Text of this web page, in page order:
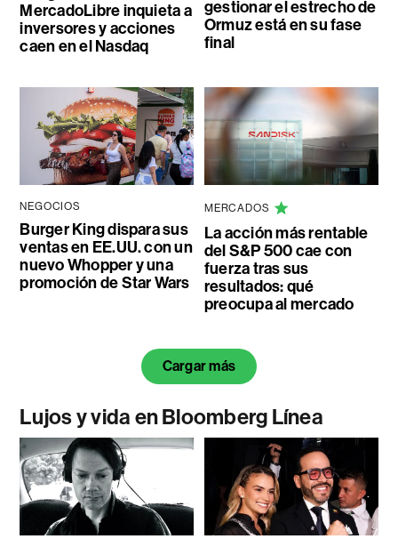
MercadoLibre inquieta a
inversores y acciones
caen en el Nasdaq
gestionar el estrecho de
Ormuz está en su fase
final
NEGOCIOS
Burger King dispara sus
ventas en EE.UU. con un
nuevo Whopper y una
promoción de Star Wars
MERCADOS
La acción más rentable
del S&P 500 cae con
fuerza tras sus
resultados: qué
preocupa al mercado
Cargar más
Lujos y vida en Bloomberg Línea